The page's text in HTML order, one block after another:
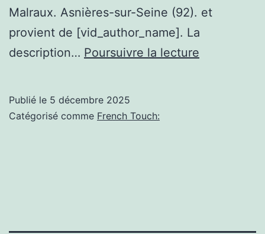
Malraux. Asnières-sur-Seine (92). et
provient de [vid_author_name]. La
description… Poursuivre la lecture
Publié le 5 décembre 2025
Catégorisé comme French Touch: